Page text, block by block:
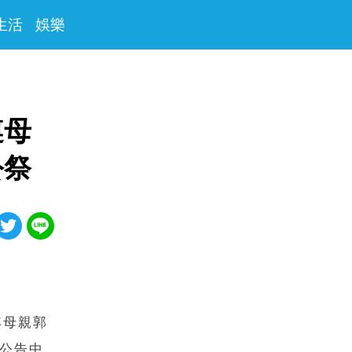
活 娛樂
親郭